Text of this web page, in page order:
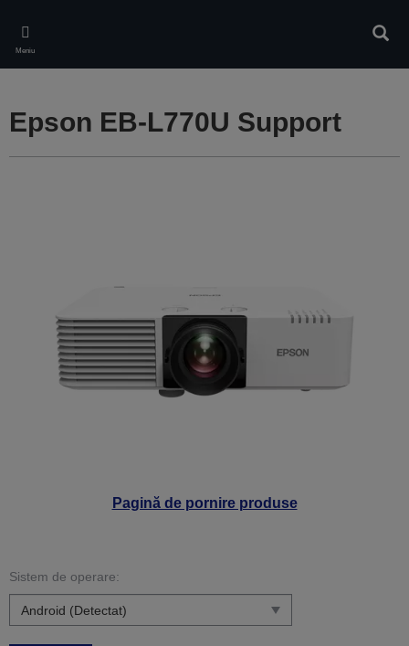
main
content
Meniu
Pagină de pornire produse
Epson EB-L770U Support
Sistem de operare: